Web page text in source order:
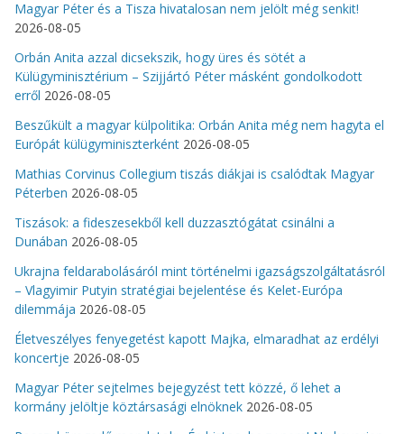
Magyar Péter és a Tisza hivatalosan nem jelölt még senkit!
2026-08-05
Orbán Anita azzal dicsekszik, hogy üres és sötét a
Külügyminisztérium – Szijjártó Péter másként gondolkodott
erről 2026-08-05
Beszűkült a magyar külpolitika: Orbán Anita még nem hagyta el
Európát külügyminiszterként 2026-08-05
Mathias Corvinus Collegium tiszás diákjai is csalódtak Magyar
Péterben 2026-08-05
Tiszások: a fideszesekből kell duzzasztógátat csinálni a
Dunában 2026-08-05
Ukrajna feldarabolásáról mint történelmi igazságszolgáltatásról
– Vlagyimir Putyin stratégiai bejelentése és Kelet-Európa
dilemmája 2026-08-05
Életveszélyes fenyegetést kapott Majka, elmaradhat az erdélyi
koncertje 2026-08-05
Magyar Péter sejtelmes bejegyzést tett közzé, ő lehet a
kormány jelöltje köztársasági elnöknek 2026-08-05